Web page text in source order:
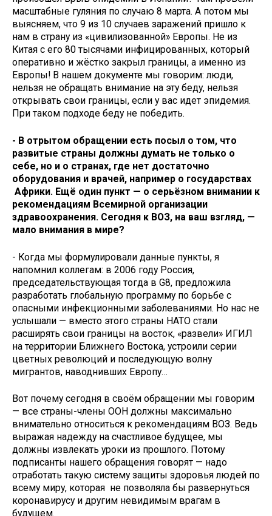
масштабные гуляния по случаю 8 марта. А потом мы
выясняем, что 9 из 10 случаев заражений пришло к
нам в страну из «цивилизованной» Европы. Не из
Китая с его 80 тысячами инфицированных, который
оперативно и жёстко закрыл границы, а именно из
Европы! В нашем документе мы говорим: люди,
нельзя не обращать внимание на эту беду, нельзя
открывать свои границы, если у вас идет эпидемия.
При таком подходе беду не победить.
- В отрытом обращении есть посыл о том, что
развитые страны должны думать не только о
себе, но и о странах, где нет достаточно
оборудования и врачей, например о государствах
Африки. Ещё один пункт — о серьёзном внимании к
рекомендациям Всемирной организации
здравоохранения. Сегодня к ВОЗ, на ваш взгляд, —
мало внимания в мире?
- Когда мы формулировали данные пункты, я
напомнил коллегам: в 2006 году Россия,
председательствующая тогда в G8, предложила
разработать глобальную программу по борьбе с
опасными инфекционными заболеваниями. Но нас не
услышали — вместо этого страны НАТО стали
расширять свои границы на восток, «развели» ИГИЛ
на территории Ближнего Востока, устроили серии
цветных революций и последующую волну
мигрантов, наводнивших Европу…
Вот почему сегодня в своём обращении мы говорим
— все страны-члены ООН должны максимально
внимательно относиться к рекомендациям ВОЗ. Ведь
выражая надежду на счастливое будущее, мы
должны извлекать уроки из прошлого. Потому
подписанты нашего обращения говорят — надо
отработать такую систему защиты здоровья людей по
всему миру, которая не позволяла бы развернуться
коронавирусу и другим невидимым врагам в
будущем.